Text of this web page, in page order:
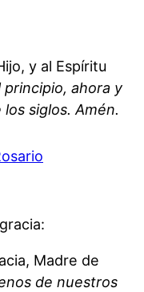
y al Espíritu
principio, ahora y
siglos. Amén.
Madre de
de nuestros